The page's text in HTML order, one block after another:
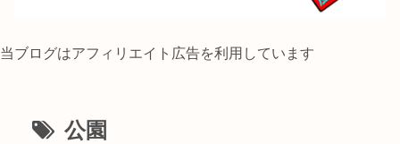
当ブログはアフィリエイト広告を利用しています
公園